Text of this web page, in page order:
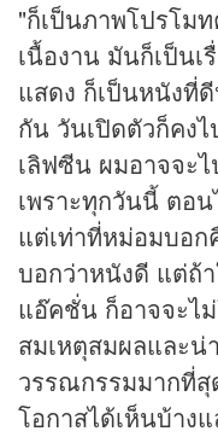
"ก็เป็นภาพโปรโม
เนื้องาน มันก็เป็น
แสดง ก็เป็นหนังที่
กัน วันเปิดตัวก็คง
เลิฟซีน ผมอาจจะ
เพราะทุกวันนี้ ตอน
แต่เท่าที่หม่อมบอ
บอกว่าหนังดี แต่ถ้
แอ๊คชั่น ก็อาจจะไ
สมเหตุสมผลและน่
วรรณกรรมมากที่สุ
โอกาสได้เห็นบ้าง